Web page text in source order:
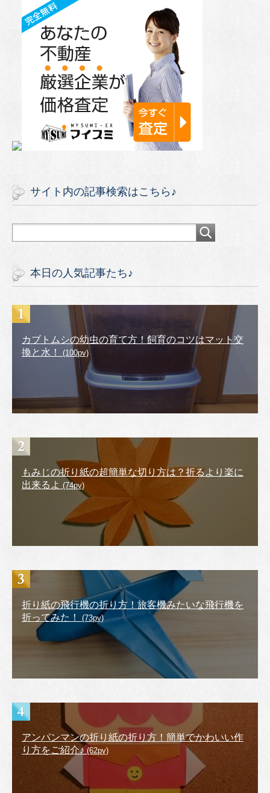
サイト内の記事検索はこちら♪
本日の人気記事たち♪
カブトムシの幼虫の育て方！飼育のコツはマット交
換と水！
(100pv)
もみじの折り紙の超簡単な切り方は？折るより楽に
出来るよ (74pv)
折り紙の飛行機の折り方！旅客機みたいな飛行機を
折ってみた！
(73pv)
アンパンマンの折り紙の折り方！簡単でかわいい作
り方をご紹介♪ (62pv)